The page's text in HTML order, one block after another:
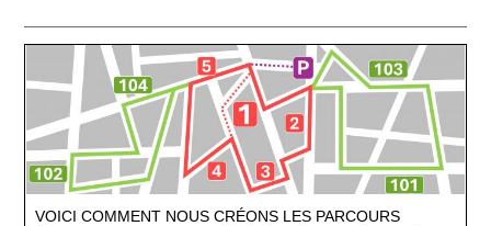
VOICI COMMENT NOUS CRÉONS LES PARCOURS